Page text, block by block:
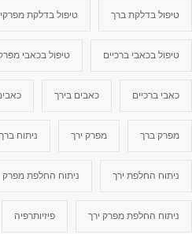
טיפול בדלקת ברך טיפול בדלקת
טיפול בכאבי ברכיים טיפול בכאבי
כאבי ברכיים כאבים בירך
מפרק ברך מפרק ירך ניתוח ברך
ניתוח החלפת ירך ניתוח החלפת מפרק
ניתוח החלפת מפרק ירך פיזיותרפיה